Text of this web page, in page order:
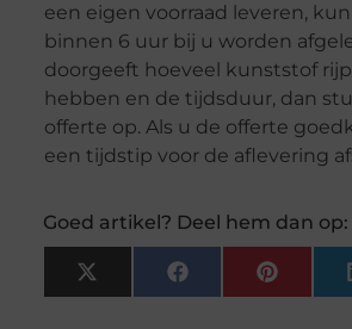
een eigen voorraad leveren,
binnen 6 uur bij u worden
doorgeeft hoeveel kunststof
hebben en de tijdsduur, dan
offerte op. Als u de offerte
een tijdstip voor de aflevering
Goed artikel? Deel hem dan op:
X
(Twitter)
Facebook